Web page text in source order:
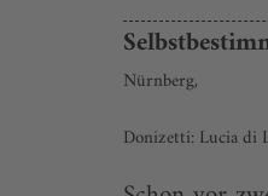
Nürnberg,
Donizetti: Lucia di